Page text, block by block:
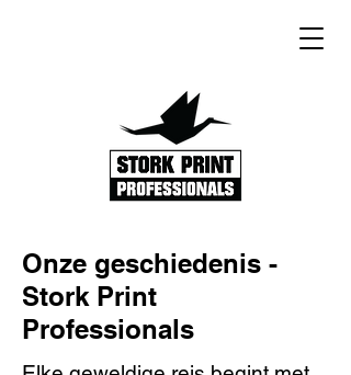
Onze geschiedenis -
Stork Print
Professionals